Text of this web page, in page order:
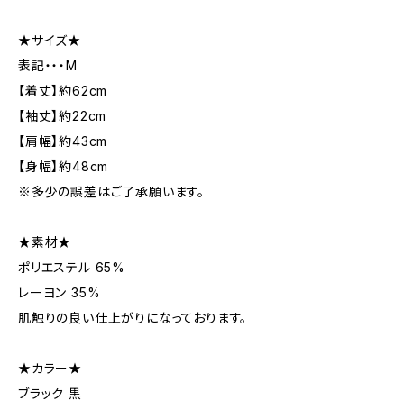
★サイズ★
表記・・・M
【着丈】約62cm
【袖丈】約22cm
【肩幅】約43cm
【身幅】約48cm
※多少の誤差はご了承願います。
★素材★
ポリエステル 65%
レーヨン 35%
肌触りの良い仕上がりになっております。
★カラー★
ブラック 黒